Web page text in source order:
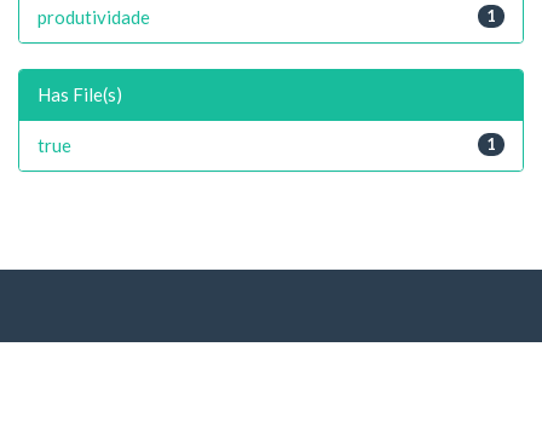
1
produtividade
Has File(s)
1
true